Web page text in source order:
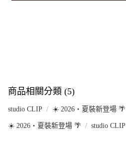
商品相關分類 (5)
studio CLIP ☀️ 2026・夏裝新登場 🌴
☀️ 2026・夏裝新登場 🌴 studio CLIP